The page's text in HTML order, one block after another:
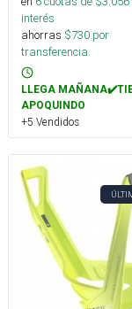
interés
ahorras $730 por
transferencia.
LLEGA
APOQUINDO
+5 Vendidos